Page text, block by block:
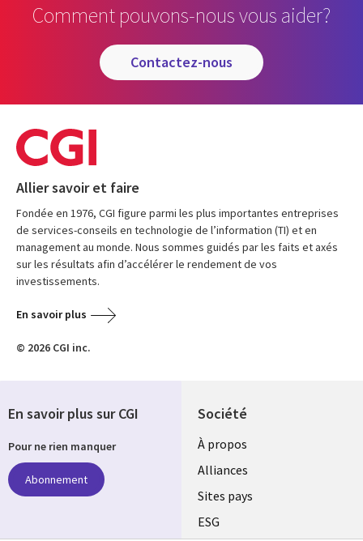
Comment pouvons-nous vous aider?
contactez-nous
Allier savoir et faire
Fondée en 1976, CGI figure parmi les plus importantes entreprises
de services-conseils en technologie de l’information (TI) et en
management au monde. Nous sommes guidés par les faits et axés
sur les résultats afin d’accélérer le rendement de vos
investissements.
En savoir plus
© 2026 CGI inc.
Société
À propos
Alliances
Sites pays
ESG
En savoir plus sur CGI
Pour ne rien manquer
Abonnement